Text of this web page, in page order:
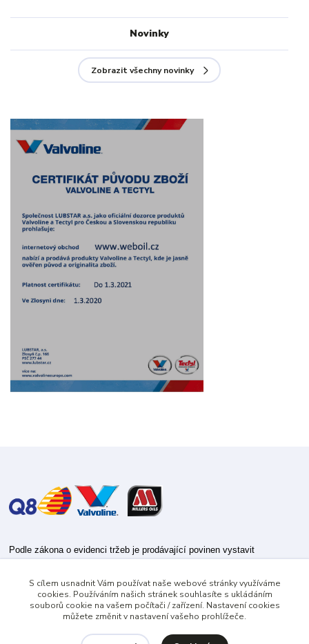
Novinky
Zobrazit všechny novinky
Podle zákona o evidenci tržeb je prodávající povinen vystavit
Zároveň je povinen zaevidovat přijatou tržbu u správce daně online; v
případě technického výpadku pak nejpozději do 48 hodin.
S cílem usnadnit Vám používat naše webové stránky využíváme
cookies. Používáním našich stránek souhlasíte s ukládáním
souborů cookie na vašem počítači / zařízení. Nastavení cookies
můžete změnit v nastavení vašeho prohlížeče.